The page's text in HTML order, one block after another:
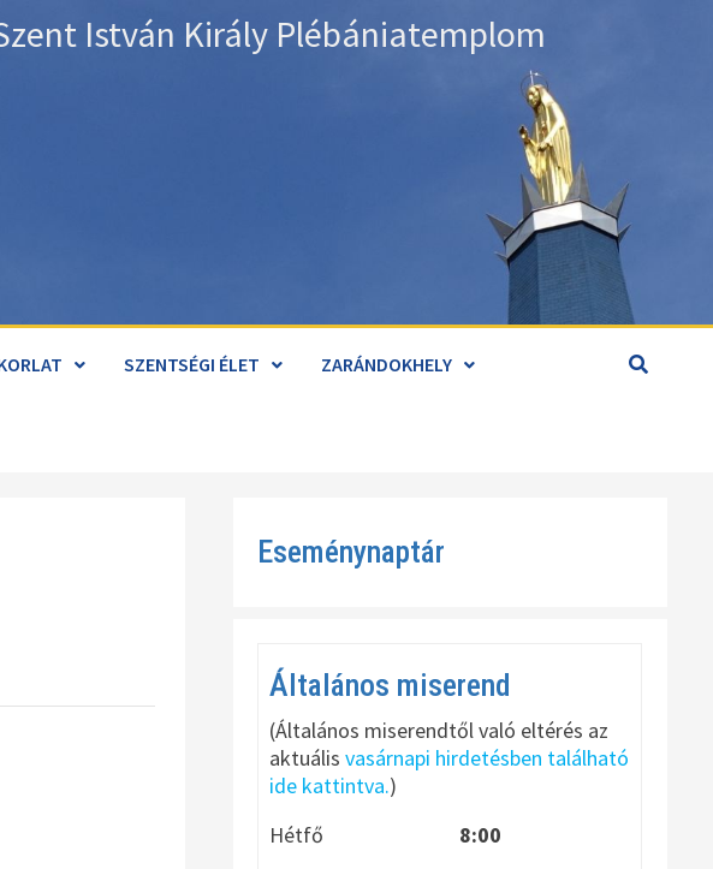
István Király Plébániatemplom
SZENTSÉGI ÉLET ZARÁNDOKHELY
Eseménynaptár
Általános miserend
(Általános miserendtől való eltérés az
aktuálisvasárnapi hirdetésben található
ide kattintva.)
Hétfő
8:00